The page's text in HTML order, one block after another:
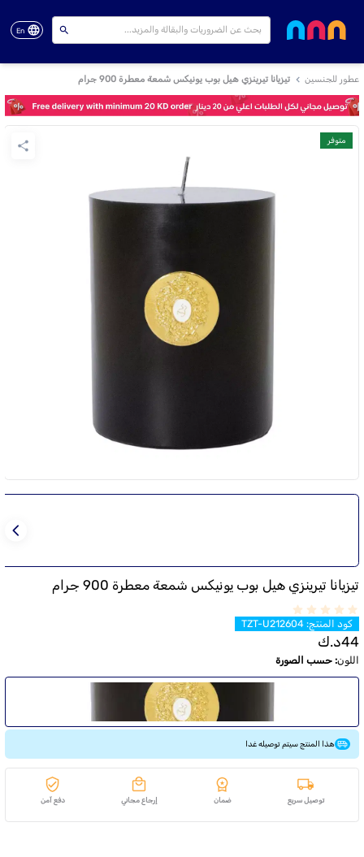
En
عطور للجنسين تيزيانا تيرينزي هيل بوب يونيكس شمعة معطرة 900 جرام
متوفر
تيزيانا تيرينزي هيل بوب يونيكس شمعة معطرة 900 جرام
كود المنتج:
TZT-U212604
44د.ك
اللون: حسب الصورة
هذا المنتج سيتم توصيله غدا
توصيل سريع ضمان إرجاع مجاني دفع آمن